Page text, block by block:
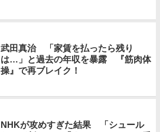
武田真治 「家賃を払ったら残り
は…」と過去の年収を暴露 『筋肉体
操』で再ブレイク！
NHKが攻めすぎた結果 「シュール